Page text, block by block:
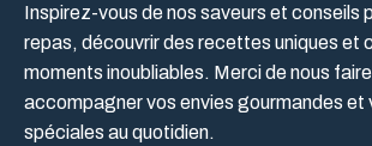
Inspirez-vous de nos saveurs et conseils
repas, découvrir des recettes uniques et
moments inoubliables. Merci de nous
accompagner vos envies gourmandes et
spéciales au quotidien.